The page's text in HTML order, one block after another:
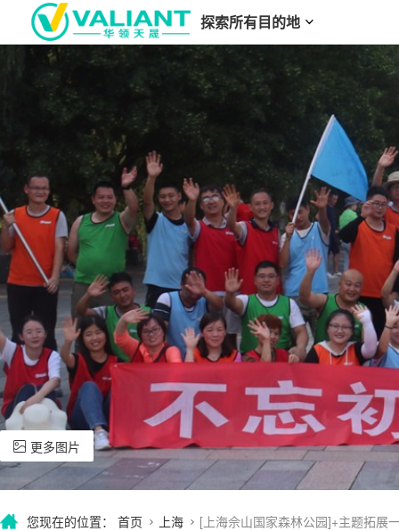
探索所有目的地
更多图片
您现在的位置： 首页 上海 [上海佘山国家森林公园]+主题拓展